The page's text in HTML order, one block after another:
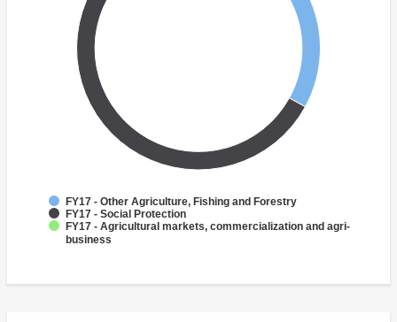
FY17 - Other Agriculture, Fishing and Forestry
FY17 - Social Protection
FY17 - Agricultural markets, commercialization and agri-
business